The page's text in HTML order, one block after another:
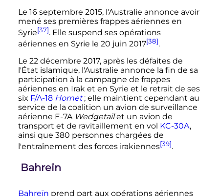
Le 16 septembre 2015, l'Australie annonce avoir
mené ses premières frappes aériennes en
Syrie[37]. Elle suspend ses opérations
aériennes en Syrie le 20 juin 2017[38].
Le 22 décembre 2017, après les défaites de
l'État islamique, l'Australie annonce la fin de sa
participation à la campagne de frappes
aériennes en Irak et en Syrie et le retrait de ses
six F/A-18 Hornet ; elle maintient cependant au
service de la coalition un avion de surveillance
aérienne E-7A Wedgetailet un avion de
transport et de ravitaillement en vol KC-30A,
ainsi que 380 personneschargées de
l'entraînement des forces irakiennes[39].
Bahreïn
Bahreïn prend part aux opérations aériennes